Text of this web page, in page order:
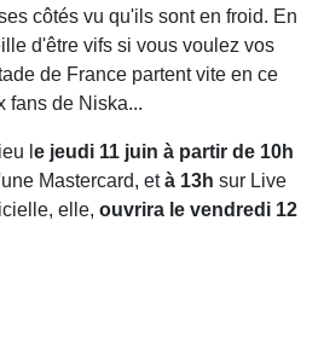
côtés vu qu'ils sont en froid. En
d'être vifs si vous voulez vos
de France partent vite en ce
fans de Niska...
l e jeudi 11 juin à partir de 10h
Mastercard, età 13h sur Live
elle, ouvrira le vendredi 12